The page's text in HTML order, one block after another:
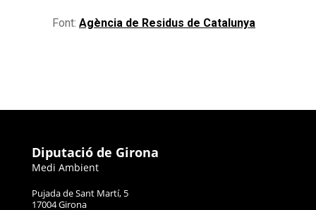
Font: Agència de Residus de Catalunya
Diputació de Girona
Medi Ambient
Pujada de Sant Martí, 5
17004 Girona